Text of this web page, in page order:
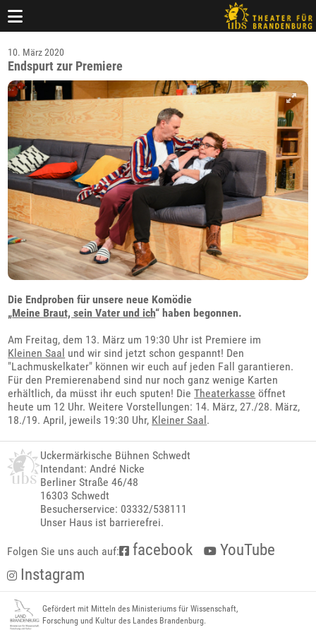
10. März 2020
Endspurt zur Premiere
Die Endproben für unsere neue Komödie
„Meine Braut, sein Vater und ich“ haben begonnen.
Am Freitag, dem 13. März um 19:30 Uhr ist Premiere im
Kleinen Saal und wir sind jetzt schon gespannt! Den
"Lachmuskelkater" können wir euch auf jeden Fall garantieren.
Für den Premierenabend sind nur noch ganz wenige Karten
erhältlich, da müsst ihr euch sputen! DieTheaterkasse öffnet
heute um 12 Uhr. Weitere Vorstellungen: 14. März, 27./28. März,
18./19. April, jeweils 19:30 Uhr, Kleiner Saal .
Uckermärkische Bühnen Schwedt
Intendant: André Nicke
Berliner Straße 46/48
16303 Schwedt
Besucherservice: 03332/538111
Unser Haus ist barrierefrei.
Folgen Sie uns auch auf: facebook
YouTube
Instagram
Gefördert mit Mitteln des Ministeriums für Wissenschaft,
Forschung und Kultur des Landes Brandenburg.